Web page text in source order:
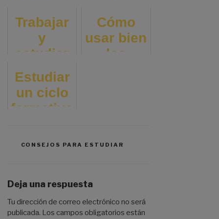
ADOLES
CENTES
adultos
rápido:
Te lo
s
ón: qué
son y
para qué
Trabajar
y
estudiar
a la vez:
10 súper
consejos
un buen
Cómo
usar bien
los
Estudiar
un ciclo
formativo
qué es
CATEGORÍAS
CONSEJOS PARA ESTUDIAR
Deja una respuesta
Tu dirección de correo electrónico no será
publicada. Los campos obligatorios están